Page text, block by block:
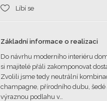
Líbí se
Základní informace o realizaci
Do návrhu moderního interiéru
si majitelé přáli zakomponovat
Zvolili jsme tedy neutrální
champagne, přírodního dubu, šedé
výraznou podlahu v…